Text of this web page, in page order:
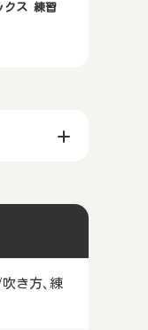
クス 練習
き方､練